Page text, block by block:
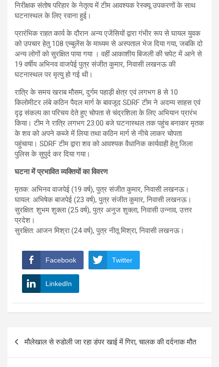
निरीक्षक संतोष परिहार के नेतृत्व में टीम आवश्यक रेस्क्यू उपकरणों के साथ
घटनास्थल के लिए रवाना हुई।
प्रारंभिक राहत कार्य के दौरान अन्य एजेंसियों द्वारा गंभीर रूप से घायल युवक
को उपचार हेतु 108 एम्बुलेंस के माध्यम से अस्पताल भेज दिया गया, जबकि दो
अन्य लोगों को सुरक्षित पाया गया । वहीं आकाशीय बिजली की चपेट में आने से
19 वर्षीय अभिनव वाजपेई पुत्र संजीत कुमार, निवासी लखनऊ की
घटनास्थल पर मृत्यु हो गई थी।
रात्रि के समय खराब मौसम, दुर्गम पहाड़ी क्षेत्र एवं लगभग 8 से 10
किलोमीटर लंबे कठिन पैदल मार्ग के बावजूद SDRF टीम ने अदम्य साहस एवं
दृढ़ संकल्प का परिचय देते हुए चोपता से चंद्रशिला के लिए अभियान प्रारंभ
किया। टीम ने रात्रि लगभग 23:00 बजे घटनास्थल तक पहुंच बनाकर मृतक
के शव को अपने कब्जे में लिया तथा कठिन मार्ग से नीचे लाकर चोपता
पहुंचाया। SDRF टीम द्वारा शव को आवश्यक वैधानिक कार्यवाही हेतु जिला
पुलिस के सुपुर्द कर दिया गया।
घटना में प्रभावित व्यक्तियों का विवरण
मृतक: अभिनव वाजपेई (19 वर्ष), पुत्र संजीत कुमार, निवासी लखनऊ।
घायल: अभिषेक बाजपेई (23 वर्ष), पुत्र संजीत कुमार, निवासी लखनऊ।
सुरक्षित: शुभम शुक्ला (25 वर्ष), पुत्र अनुज शुक्ला, निवासी उन्नाव, उत्तर
प्रदेश।
सुरक्षित: आजन मिश्रा (24 वर्ष), पुत्र नीतू मिश्रा, निवासी लखनऊ।
Facebook Twitter
LinkedIn
Post
मौलेखाल से रुडोली जा रहा डंपर खाई में गिरा, चालक की दर्दनाक मौत